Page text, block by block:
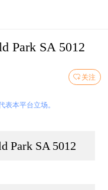
Park SA 5012
关注
本平台立场。
Park SA 5012